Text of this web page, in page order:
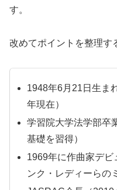
す。
改めてポイントを整理す
1948年6月21日生ま
年現在）
学習院大学法学部卒
基礎を習得）
1969年に作曲家デ
ンク・レディーらの